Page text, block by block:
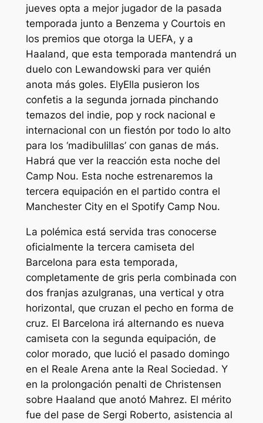
jueves opta a mejor jugador de la pasada
temporada junto a Benzema y Courtois en
los premios que otorga la UEFA, y a
Haaland, que esta temporada mantendrá un
duelo con Lewandowski para ver quién
anota más goles. ElyElla pusieron los
confetis a la segunda jornada pinchando
temazos del indie, pop y rock nacional e
internacional con un fiestón por todo lo alto
para los ‘madibulillas’ con ganas de más.
Habrá que ver la reacción esta noche del
Camp Nou. Esta noche estrenaremos la
tercera equipación en el partido contra el
Manchester City en el Spotify Camp Nou.
La polémica está servida tras conocerse
oficialmente la tercera camiseta del
Barcelona para esta temporada,
completamente de gris perla combinada con
dos franjas azulgranas, una vertical y otra
horizontal, que cruzan el pecho en forma de
cruz. El Barcelona irá alternando es nueva
camiseta con la segunda equipación, de
color morado, que lució el pasado domingo
en el Reale Arena ante la Real Sociedad. Y
en la prolongación penalti de Christensen
sobre Haaland que anotó Mahrez. El mérito
fue del pase de Sergi Roberto, asistencia al